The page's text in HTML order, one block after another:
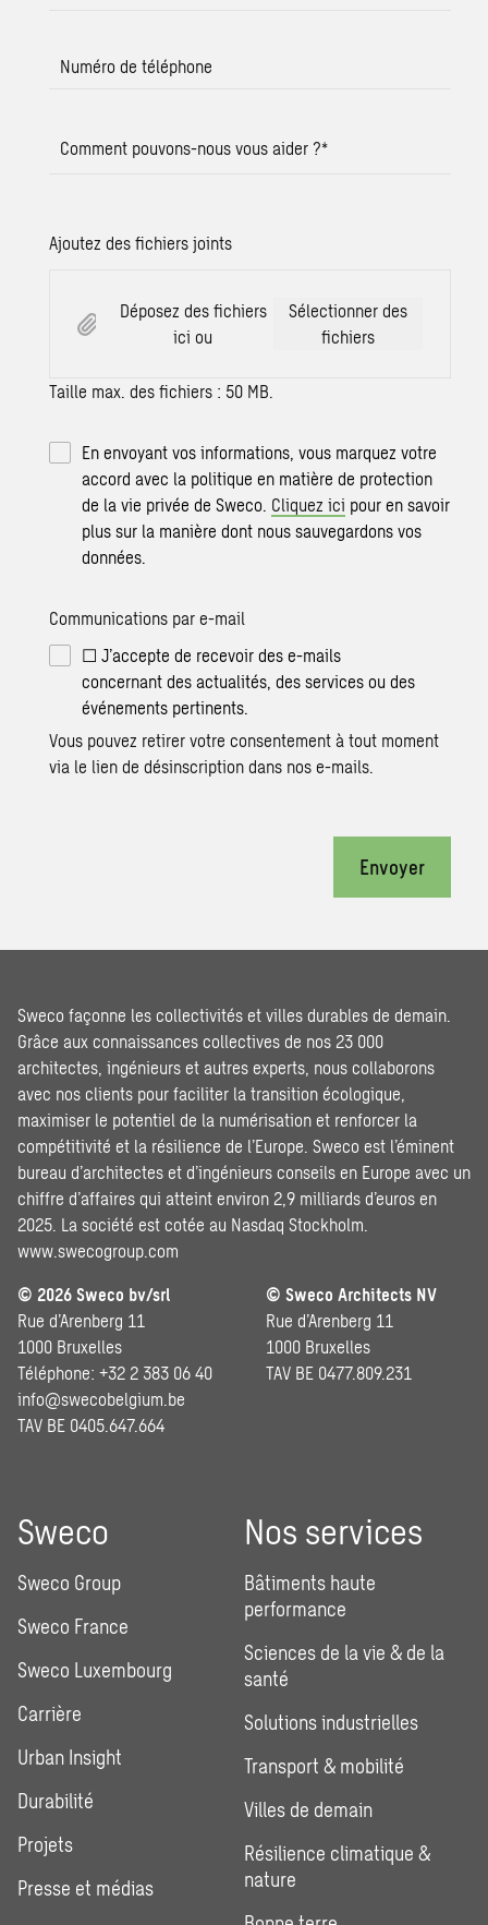
Numéro de téléphone
Comment pouvons-nous vous aider ?*
Ajoutez des fichiers joints
Déposez des fichiers
ici ou
Sélectionner des
fichiers
Taille max. des fichiers : 50 MB.
En envoyant vos informations, vous marquez votre
accord avec la politique en matière de protection
de la vie privée de Sweco. Cliquez ici pour en savoir
plus sur la manière dont nous sauvegardons vos
données.
Communications par e-mail
☐ J’accepte de recevoir des e-mails
concernant des actualités, des services ou des
événements pertinents.
Vous pouvez retirer votre consentement à tout moment
via le lien de désinscription dans nos e-mails.
Envoyer
Sweco façonne les collectivités et villes durables de demain.
Grâce aux connaissances collectives de nos 23 000
architectes, ingénieurs et autres experts, nous collaborons
avec nos clients pour faciliter la transition écologique,
maximiser le potentiel de la numérisation et renforcer la
compétitivité et la résilience de l’Europe. Sweco est l’éminent
bureau d’architectes et d’ingénieurs conseils en Europe avec un
chiffre d’affaires qui atteint environ 2,9 milliards d’euros en
2025. La société est cotée au Nasdaq Stockholm.
www.swecogroup.com
© 2026 Sweco bv/srl
Rue d’Arenberg 11
1000 Bruxelles
Téléphone: +32 2 383 06 40
info@swecobelgium.be
TAV BE 0405.647.664
© Sweco Architects NV
Rue d’Arenberg 11
1000 Bruxelles
TAV BE 0477.809.231
Sweco
Sweco Group
Sweco France
Sweco Luxembourg
Carrière
Urban Insight
Durabilité
Projets
Presse et médias
Nos services
Bâtiments haute
performance
Sciences de la vie & de la
santé
Solutions industrielles
Transport & mobilité
Villes de demain
Résilience climatique &
nature